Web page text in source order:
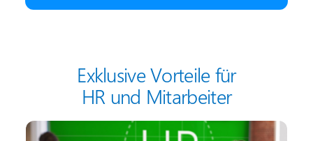
Exklusive Vorteile für
HR und Mitarbeiter